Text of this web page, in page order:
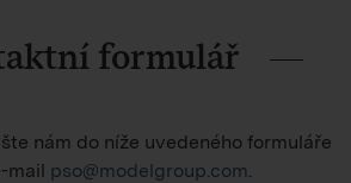
formulář
nám do níže uvedeného formuláře
mail pso@modelgroup.com